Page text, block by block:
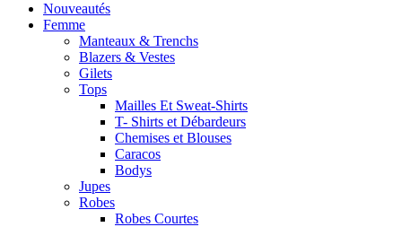
Nouveautés
Femme
Manteaux & Trenchs
Blazers & Vestes
Gilets
Tops
Mailles Et Sweat-Shirts
T- Shirts et Débardeurs
Chemises et Blouses
Caracos
Bodys
Jupes
Robes
Robes Courtes